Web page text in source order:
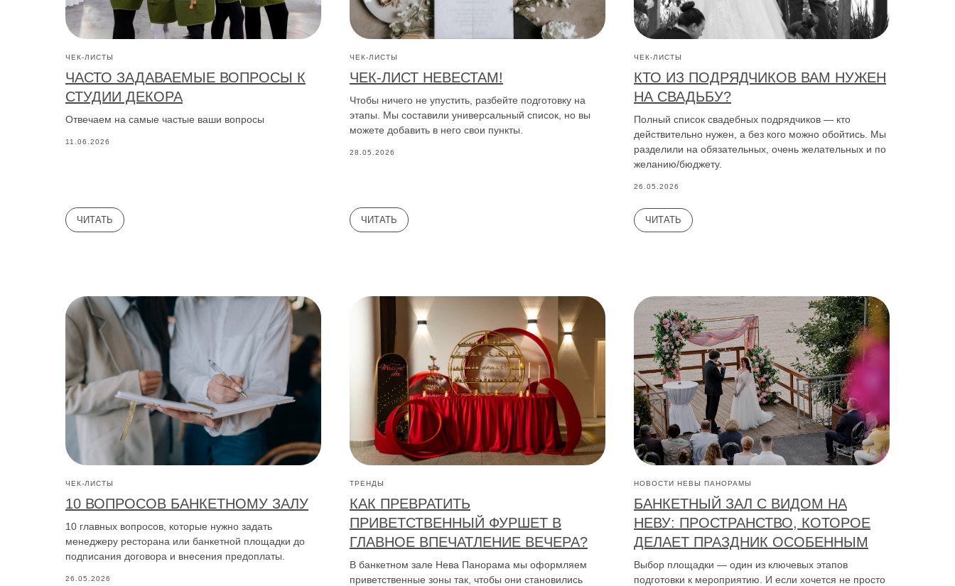
ЧЕК-ЛИСТЫ
ЧАСТО ЗАДАВАЕМЫЕ ВОПРОСЫ К
СТУДИИ ДЕКОРА
Отвечаем на самые частые ваши вопросы
11.06.2026
ЧИТАТЬ
ЧЕК-ЛИСТЫ
ЧЕК-ЛИСТ НЕВЕСТАМ!
Чтобы ничего не упустить, разбейте подготовку на
этапы. Мы составили универсальный список, но вы
можете добавить в него свои пункты.
28.05.2026
ЧИТАТЬ
ЧЕК-ЛИСТЫ
КТО ИЗ ПОДРЯДЧИКОВ ВАМ НУЖЕН
НА СВАДЬБУ?
Полный список свадебных подрядчиков — кто
действительно нужен, а без кого можно обойтись. Мы
разделили на обязательных, очень желательных и по
желанию/бюджету.
26.05.2026
ЧИТАТЬ
ЧЕК-ЛИСТЫ
10 ВОПРОСОВ БАНКЕТНОМУ ЗАЛУ
10 главных вопросов, которые нужно задать
менеджеру ресторана или банкетной площадки до
подписания договора и внесения предоплаты.
26.05.2026
ТРЕНДЫ
КАК ПРЕВРАТИТЬ
ПРИВЕТСТВЕННЫЙ ФУРШЕТ В
ГЛАВНОЕ ВПЕЧАТЛЕНИЕ ВЕЧЕРА?
В банкетном зале Нева Панорама мы оформляем
приветственные зоны так, чтобы они становились
НОВОСТИ НЕВЫ ПАНОРАМЫ
БАНКЕТНЫЙ ЗАЛ С ВИДОМ НА
НЕВУ: ПРОСТРАНСТВО, КОТОРОЕ
ДЕЛАЕТ ПРАЗДНИК ОСОБЕННЫМ
Выбор площадки — один из ключевых этапов
подготовки к мероприятию. И если хочется не просто